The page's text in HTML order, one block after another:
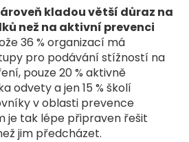
kladou větší důraz na
než na aktivní prevenci
36 % organizací má
pro podávání stížností na
pouze 20 % aktivně
odvety a jen 15 % školí
v oblasti prevence
je tak lépe připraven řešit
jim předcházet.